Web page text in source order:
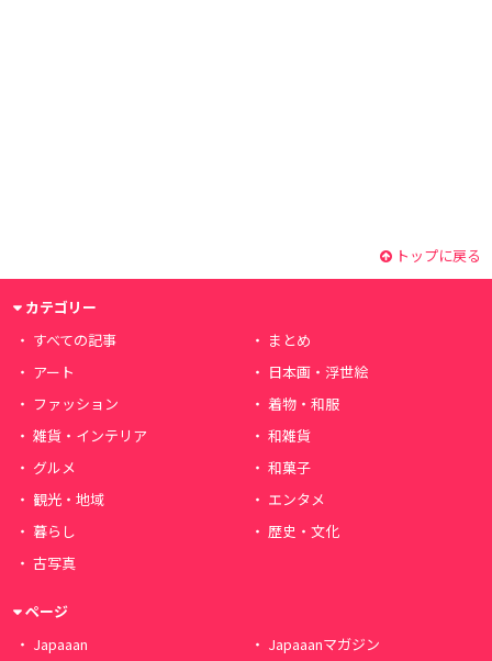
トップに戻る
カテゴリー
すべての記事
まとめ
アート
日本画・浮世絵
ファッション
着物・和服
雑貨・インテリア
和雑貨
グルメ
和菓子
観光・地域
エンタメ
暮らし
歴史・文化
古写真
ページ
Japaaan
Japaaanマガジン